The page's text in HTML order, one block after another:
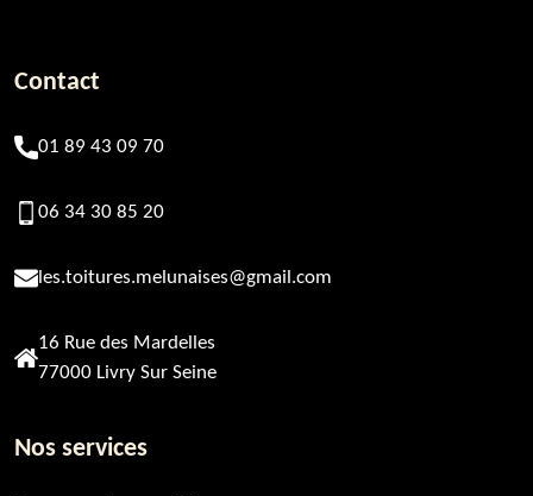
Contact
01 89 43 09 70
06 34 30 85 20
les.toitures.melunaises@gmail.com
16 Rue des Mardelles
77000 Livry Sur Seine
Nos services